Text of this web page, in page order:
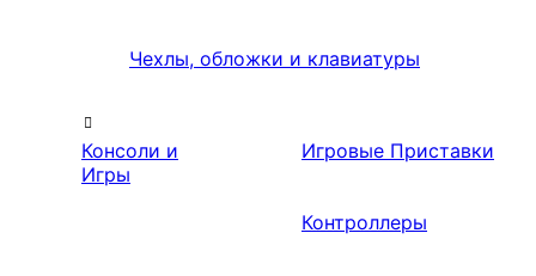
Чехлы, обложки и клавиатуры
Консоли и
Игры
Игровые Приставки
Контроллеры